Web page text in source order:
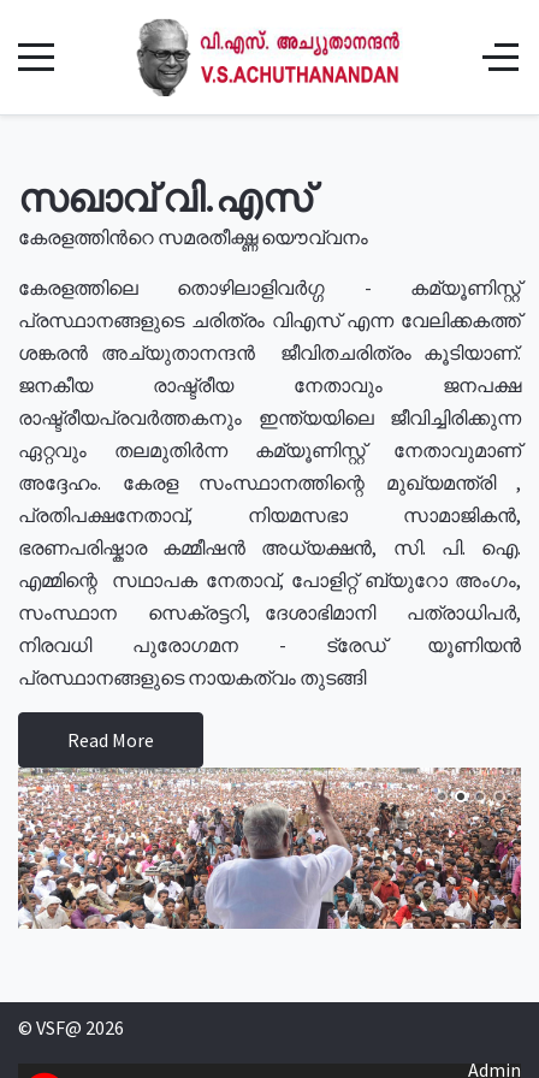
സഖാവ് വി.എസ്
കേരളത്തിൻറെ സമരതീക്ഷ്ണ യൌവ്വനം
കേരളത്തിലെ തൊഴിലാളിവർഗ്ഗ - കമ്യൂണിസ്റ്റ്
പ്രസ്ഥാനങ്ങളുടെ ചരിത്രം വിഎസ് എന്ന വേലിക്കകത്ത്
ശങ്കരൻ അച്യുതാനന്ദൻ ജീവിതചരിത്രം കൂടിയാണ്.
ജനകീയ രാഷ്ട്രീയ നേതാവും ജനപക്ഷ
രാഷ്ട്രീയപ്രവർത്തകനും ഇന്ത്യയിലെ ജീവിച്ചിരിക്കുന്ന
ഏറ്റവും തലമുതിർന്ന കമ്യൂണിസ്റ്റ് നേതാവുമാണ്
അദ്ദേഹം. കേരള സംസ്ഥാനത്തിന്റെ മുഖ്യമന്ത്രി ,
പ്രതിപക്ഷനേതാവ്, നിയമസഭാ സാമാജികൻ,
ഭരണപരിഷ്കാര കമ്മീഷൻ അധ്യക്ഷൻ, സി. പി. ഐ.
എമ്മിന്റെ സഥാപക നേതാവ്, പോളിറ്റ് ബ്യുറോ അംഗം,
സംസ്ഥാന സെക്രട്ടറി, ദേശാഭിമാനി പത്രാധിപർ,
നിരവധി പുരോഗമന - ട്രേഡ് യൂണിയൻ
പ്രസ്ഥാനങ്ങളുടെ നായകത്വം തുടങ്ങി
Read More
© VSF@ 2026
Admin